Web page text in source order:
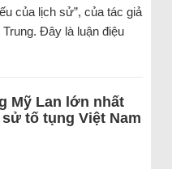
của lịch sử”, của tác giả
Đây là luận điệu
Mỹ Lan lớn nhất
tố tụng Việt Nam